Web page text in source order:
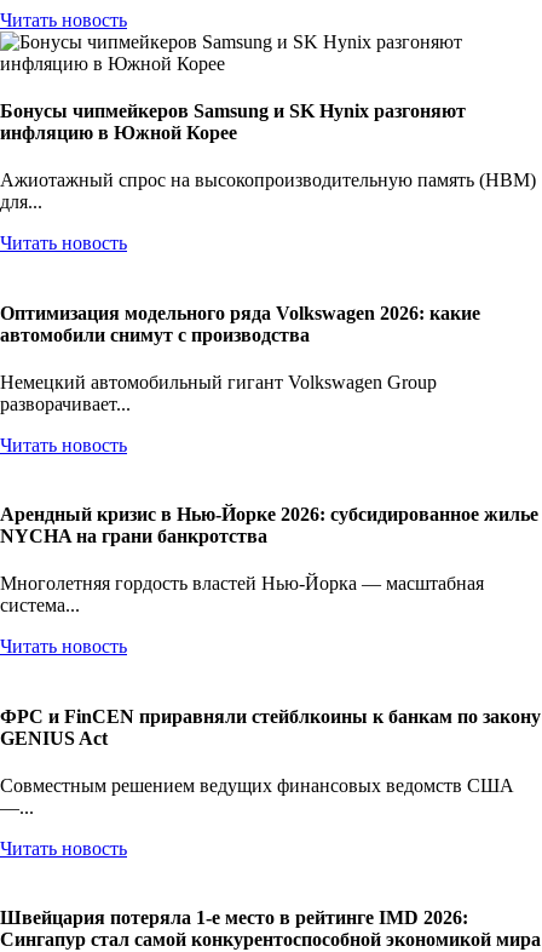
Читать новость
Бонусы чипмейкеров Samsung и SK Hynix разгоняют
инфляцию в Южной Корее
Ажиотажный спрос на высокопроизводительную память (HBM)
для...
Читать новость
Оптимизация модельного ряда Volkswagen 2026: какие
автомобили снимут с производства
Немецкий автомобильный гигант Volkswagen Group
разворачивает...
Читать новость
Арендный кризис в Нью-Йорке 2026: субсидированное жилье
NYCHA на грани банкротства
Многолетняя гордость властей Нью-Йорка — масштабная
система...
Читать новость
ФРС и FinCEN приравняли стейблкоины к банкам по закону
GENIUS Act
Совместным решением ведущих финансовых ведомств США
—...
Читать новость
Швейцария потеряла 1-е место в рейтинге IMD 2026:
Сингапур стал самой конкурентоспособной экономикой мира